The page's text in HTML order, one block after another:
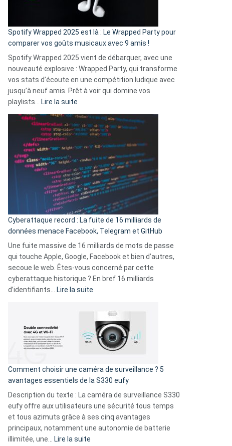
de
cash
»
Solly
change
la
vie
sans-
abri
en
3
secondes
Spotify Wrapped 2025 est là : Le Wrapped Party pour
comparer vos goûts musicaux avec 9 amis !
Spotify Wrapped 2025 vient de débarquer, avec une
nouveauté explosive : Wrapped Party, qui transforme
vos stats d’écoute en une compétition ludique avec
jusqu’à neuf amis. Prêt à voir qui domine vos
playlists…
Lire la suite
Wrapped
2025
est
:
Le
Wrapped
Party
pour
comparer
vos
goûts
musicaux
avec
9
amis
Cyberattaque record : La fuite de 16 milliards de
données menace Facebook, Telegram et GitHub
Une fuite massive de 16 milliards de mots de passe
qui touche Apple, Google, Facebook et bien d’autres,
secoue le web. Êtes-vous concerné par cette
cyberattaque historique ? En bref 16 milliards
d’identifiants…
Lire la suite
record
La
fuite
16
milliards
données
menace
Facebook,
Telegram
Comment choisir une caméra de surveillance ? 5
avantages essentiels de la S330 eufy
Description du texte : La caméra de surveillance S330
eufy offre aux utilisateurs une sécurité tous temps
et tous azimuts grâce à ses cinq avantages
principaux, notamment une autonomie de batterie
illimitée, une…
Lire la suite